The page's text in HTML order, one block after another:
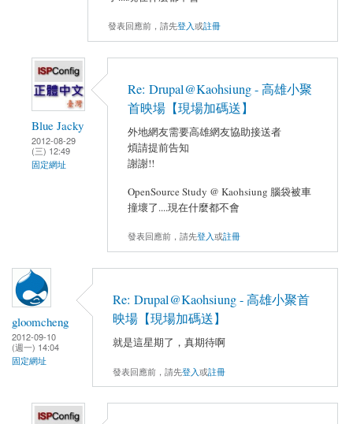
發表回應前，請先登入或註冊
Blue Jacky
2012-08-29
(三) 12:49
固定網址
Re: Drupal@Kaohsiung - 高雄小聚
首映場【現場加碼送】
外地網友需要高雄網友協助接送者
煩請提前告知
謝謝!!
OpenSource Study @ Kaohsiung 腦袋被車
撞壞了....現在什麼都不會
發表回應前，請先登入或註冊
gloomcheng
2012-09-10
(週一) 14:04
固定網址
Re: Drupal@Kaohsiung - 高雄小聚首
映場【現場加碼送】
就是這星期了，真期待啊
發表回應前，請先登入或註冊